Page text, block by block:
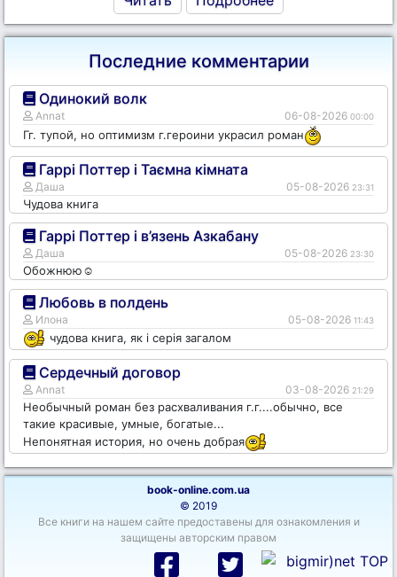
Последние комментарии
Одинокий волк
Annat 06-08-2026 00:00
Гг. тупой, но оптимизм г.героини украсил роман
Гаррі Поттер і Таємна кімната
Даша 05-08-2026 23:31
Чудова книга
Гаррі Поттер і в’язень Азкабану
Даша 05-08-2026 23:30
Обожнюю☺️
Любовь в полдень
Илона 05-08-2026 11:43
чудова книга, як і серія загалом
Сердечный договор
Annat 03-08-2026 21:29
Необычный роман без расхваливания г.г....обычно, все
такие красивые, умные, богатые...
Непонятная история, но очень добрая
book-online.com.ua
© 2019
Все книги на нашем сайте предоставены для ознакомления и
защищены авторским правом